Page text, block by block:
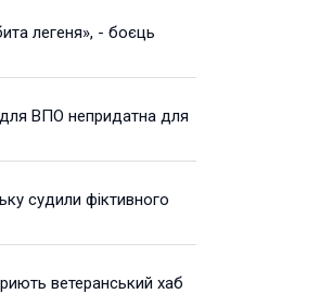
легеня», - боєць
ВПО непридатна для
судили фіктивного
ветеранський хаб